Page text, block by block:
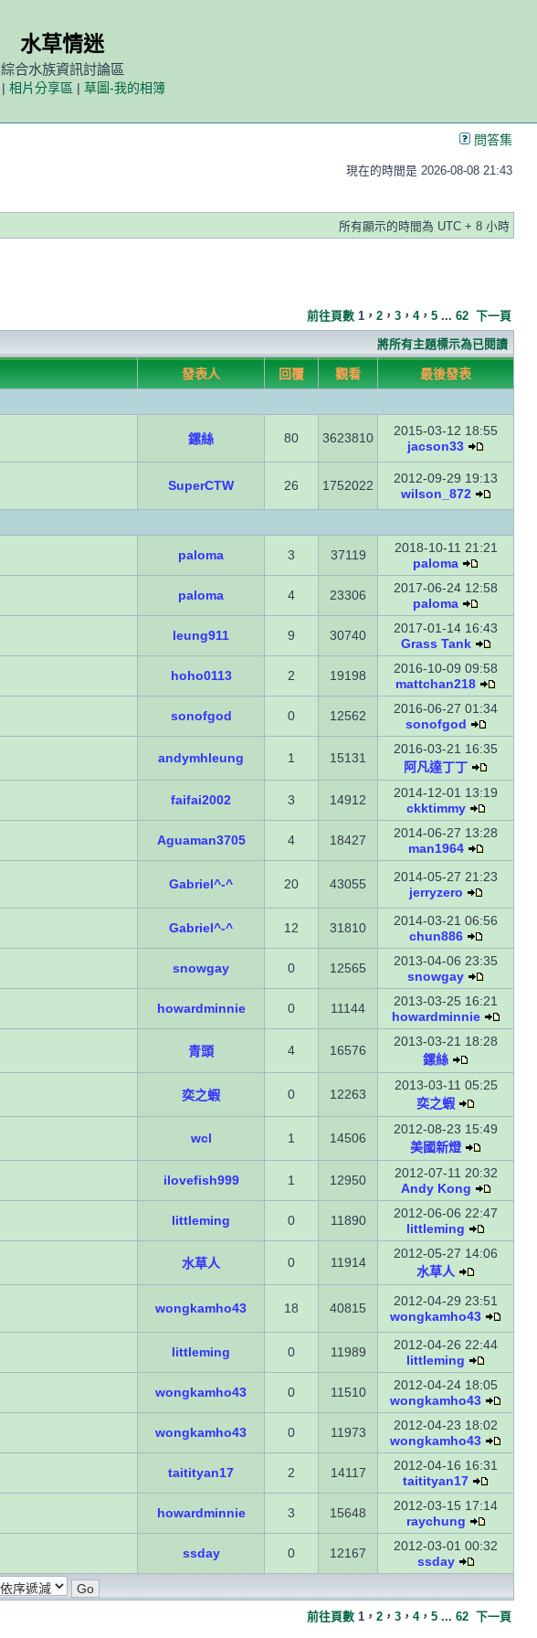
水草情迷
綜合水族資訊討論區
| 相片分享區 | 草圖-我的相簿
問答集
現在的時間是 2026-08-08 21:43
所有顯示的時間為 UTC + 8 小時
前往頁數 1 ， 2 ， 3 ， 4， 5 ... 62 下一頁
將所有主題標示為已閱讀
發表人 回覆 觀看 最後發表
鏍絲 80 3623810
2015-03-12 18:55
jacson33
SuperCTW 26 1752022
2012-09-29 19:13
wilson_872
paloma 3 37119
2018-10-11 21:21
paloma
paloma 4 23306
2017-06-24 12:58
paloma
leung911 9 30740
2017-01-14 16:43
Grass Tank
hoho0113 2 19198
2016-10-09 09:58
mattchan218
sonofgod 0 12562
2016-06-27 01:34
sonofgod
andymhleung 1 15131
2016-03-21 16:35
阿凡達丁丁
faifai2002 3 14912
2014-12-01 13:19
ckktimmy
Aguaman3705 4 18427
2014-06-27 13:28
man1964
Gabriel^-^ 20 43055
2014-05-27 21:23
jerryzero
Gabriel^-^ 12 31810
2014-03-21 06:56
chun886
snowgay 0 12565
2013-04-06 23:35
snowgay
howardminnie 0 11144
2013-03-25 16:21
howardminnie
青頭 4 16576
2013-03-21 18:28
鏍絲
奕之蝦 0 12263
2013-03-11 05:25
奕之蝦
wcl 1 14506
2012-08-23 15:49
美國新燈
ilovefish999 1 12950
2012-07-11 20:32
Andy Kong
littleming 0 11890
2012-06-06 22:47
littleming
水草人 0 11914
2012-05-27 14:06
水草人
wongkamho43 18 40815
2012-04-29 23:51
wongkamho43
littleming 0 11989
2012-04-26 22:44
littleming
wongkamho43 0 11510
2012-04-24 18:05
wongkamho43
wongkamho43 0 11973
2012-04-23 18:02
wongkamho43
taitityan17 2 14117
2012-04-16 16:31
taitityan17
howardminnie 3 15648
2012-03-15 17:14
raychung
ssday 0 12167
2012-03-01 00:32
ssday
前往頁數 1 ， 2 ， 3 ， 4， 5 ... 62 下一頁